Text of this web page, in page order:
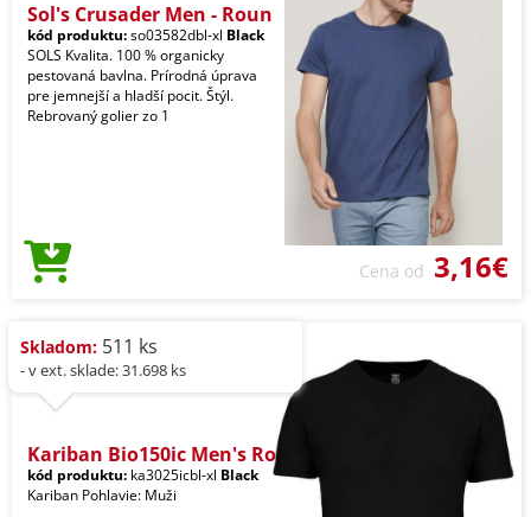
Sol's Crusader Men - Roun
kód produktu:so03582dbl-xl Black
SOLS Kvalita. 100 % organicky
pestovaná bavlna. Prírodná úprava
pre jemnejší a hladší pocit. Štýl.
Rebrovaný golier zo 1
Cena od 3,16€
Skladom: 511 ks
- v ext. sklade: 31.698 ks
Kariban Bio150ic Men's Ro
kód produktu: ka3025icbl-xl Black
Kariban Pohlavie: Muži